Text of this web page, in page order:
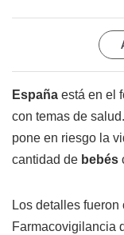
España está en el
con temas de
pone en riesgo la
cantidad de bebés
Los detalles
Farmacovigilancia